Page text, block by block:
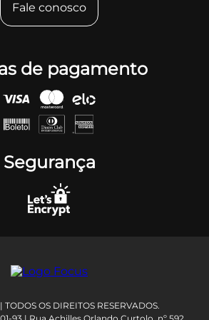
Fale conosco
de pagamento
Segurança
OS DIREITOS RESERVADOS.